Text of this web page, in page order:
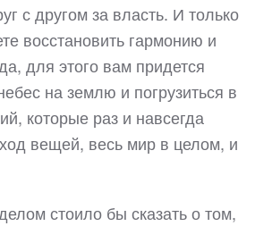
с другом за власть. И только
восстановить гармонию и
для этого вам придется
на землю и погрузиться в
которые раз и навсегда
вещей, весь мир в целом, и
стоило бы сказать о том,